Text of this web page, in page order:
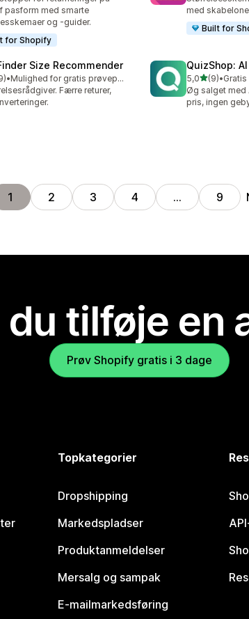
pasform med smarte
og -guider.
for Shopify
med
Built for
Size Recommender
5 stjerner
i alt
•
Mulighed for gratis prøveperiode
Færre returer,
QuizShop:
5,0ud af 5
(9)
9 anmeldelser i
•Gratis
Øg salget med
pris, ingen
1 2 3 4 … 9
tilføje en
Prøv Shopify gratis i 3 dage
Topkategorier
Dropshipping
Markedspladser
Produktanmeldelser
Mersalg og sampak
E-mailmarkedsføring